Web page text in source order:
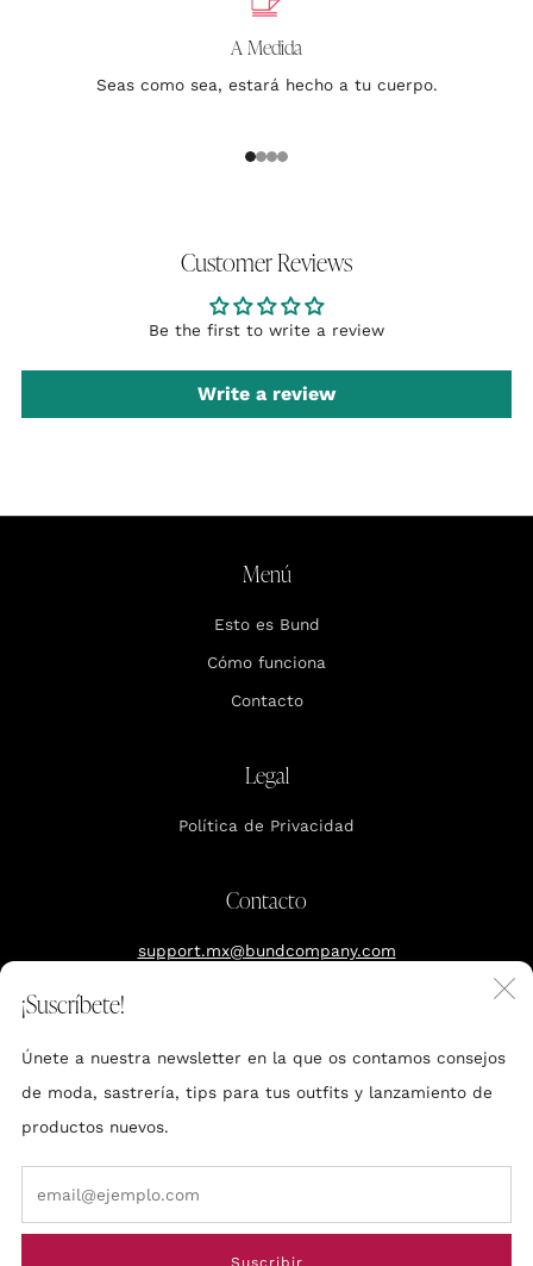
¡Suscríbete!
Únete a nuestra newsletter en la que os contamos consejos
de moda, sastrería, tips para tus outfits y lanzamiento de
productos nuevos.
Suscribir
A Medida
Seas como sea, estará hecho a tu cuerpo.
Customer Reviews
Be the first to write a review
Write a review
Menú
Esto es Bund
Cómo funciona
Contacto
Legal
Política de Privacidad
Contacto
support.mx@bundcompany.com
Made by BUND